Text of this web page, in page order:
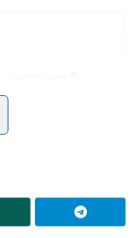
നൽകുക